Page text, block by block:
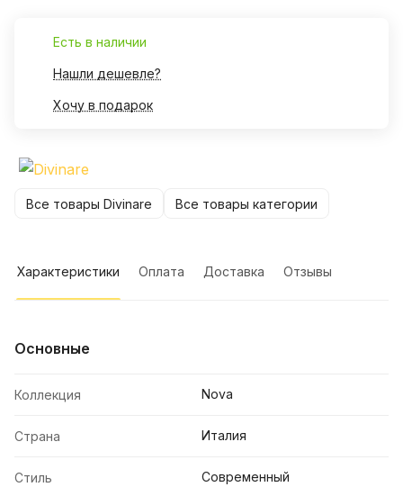
Есть в наличии
Нашли дешевле?
Хочу в подарок
Все товары Divinare Все товары категории
Характеристики Оплата Доставка Отзывы
Основные
Коллекция Nova
Страна Италия
Стиль Современный